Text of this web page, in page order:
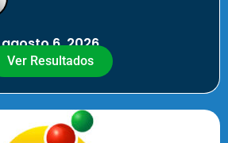
agosto 6, 2026
Ver Resultados